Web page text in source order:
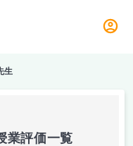
生
業評価一覧